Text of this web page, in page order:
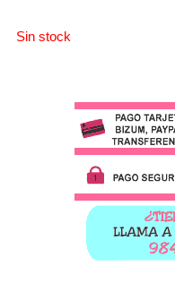
Sin stock